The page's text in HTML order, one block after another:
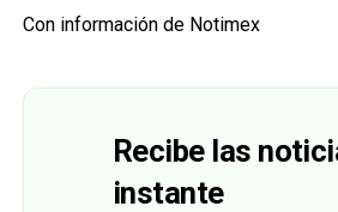
Con información de Notimex
Recibe las
instante